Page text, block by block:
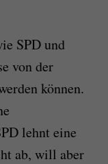
SPD und
von der
können.
lehnt eine
ab, will aber